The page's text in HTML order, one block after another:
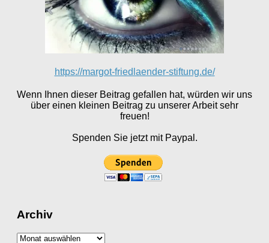
https://margot-friedlaender-stiftung.de/
Wenn Ihnen dieser Beitrag gefallen hat, würden wir uns
über einen kleinen Beitrag zu unserer Arbeit sehr
freuen!
Spenden Sie jetzt mit Paypal.
Archiv
Archiv